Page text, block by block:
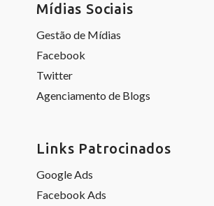
Mídias Sociais
Gestão de Mídias
Facebook
Twitter
Agenciamento de Blogs
Links Patrocinados
Google Ads
Facebook Ads